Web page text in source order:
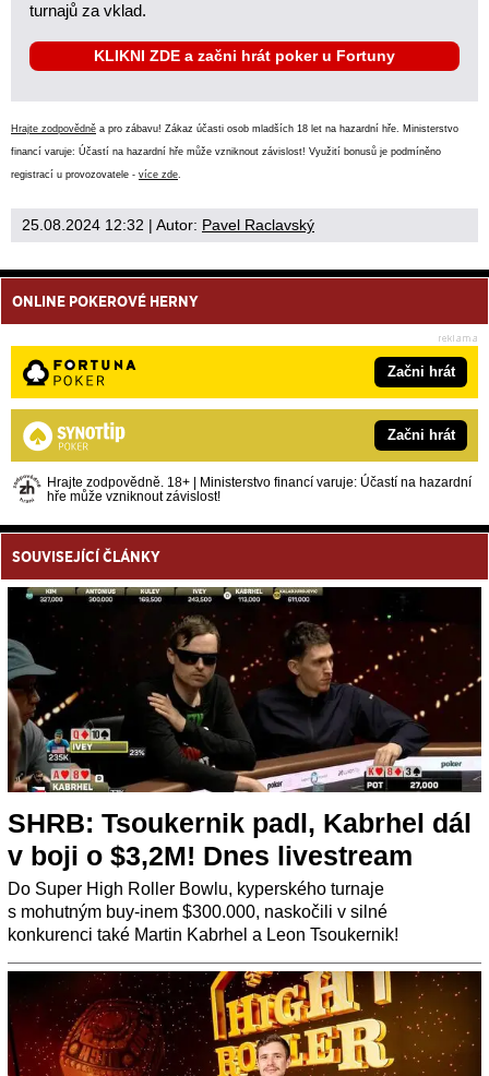
turnajů za vklad.
KLIKNI ZDE a začni hrát poker u Fortuny
Hrajte zodpovědně a pro zábavu! Zákaz účasti osob mladších 18 let na hazardní hře. Ministerstvo
financí varuje: Účastí na hazardní hře může vzniknout závislost! Využití bonusů je podmíněno
registrací u provozovatele - více zde
25.08.2024 12:32 | Autor: Pavel Raclavský
ONLINE POKEROVÉ HERNY
Začni hrát
Začni hrát
Hrajte zodpovědně. 18+ | Ministerstvo financí varuje: Účastí na hazardní
hře může vzniknout závislost!
SOUVISEJÍCÍ ČLÁNKY
SHRB: Tsoukernik padl, Kabrhel dál
v boji o $3,2M! Dnes livestream
Do Super High Roller Bowlu, kyperského turnaje
s mohutným buy-inem $300.000, naskočili v silné
konkurenci také Martin Kabrhel a Leon Tsoukernik!